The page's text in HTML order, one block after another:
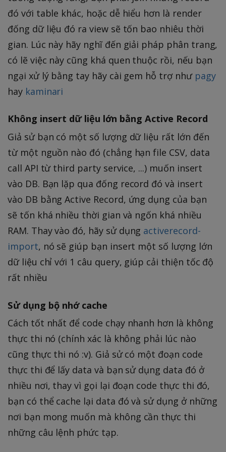
đó với table khác, hoặc dễ hiểu hơn là render
đống dữ liệu đó ra view sẽ tốn bao nhiêu thời
gian. Lúc này hãy nghĩ đến giải pháp phân trang,
có lẽ việc này cũng khá quen thuộc rồi, nếu bạn
ngại xử lý bằng tay hãy cài gem hỗ trợ như pagy
hay kaminari
Không insert dữ liệu lớn bằng Active Record
Giả sử bạn có một số lượng dữ liệu rất lớn đến
từ một nguồn nào đó (chẳng hạn file CSV, data
call API từ third party service, ...) muốn insert
vào DB. Bạn lặp qua đống record đó và insert
vào DB bằng Active Record, ứng dụng của bạn
sẽ tốn khá nhiều thời gian và ngốn khá nhiều
RAM. Thay vào đó, hãy sử dụng activerecord-
import, nó sẽ giúp bạn insert một số lượng lớn
dữ liệu chỉ với 1 câu query, giúp cải thiện tốc độ
rất nhiều
Sử dụng bộ nhớ cache
Cách tốt nhất để code chạy nhanh hơn là không
thực thi nó (chính xác là không phải lúc nào
cũng thực thi nó :v). Giả sử có một đoạn code
thực thi để lấy data và bạn sử dụng data đó ở
nhiều nơi, thay vì gọi lại đoạn code thực thi đó,
bạn có thể cache lại data đó và sử dụng ở những
nơi bạn mong muốn mà không cần thực thi
những câu lệnh phức tạp.